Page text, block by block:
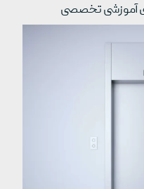
آموزشی تخصصی